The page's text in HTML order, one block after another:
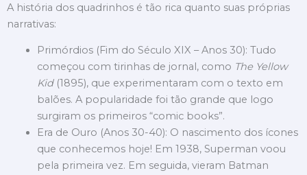
A história dos quadrinhos é tão rica quanto suas próprias
narrativas:
Primórdios (Fim do Século XIX – Anos 30): Tudo
começou com tirinhas de jornal, como The Yellow
Kid(1895), que experimentaram com o texto em
balões. A popularidade foi tão grande que logo
surgiram os primeiros “comic books”.
Era de Ouro (Anos 30-40): O nascimento dos ícones
que conhecemos hoje! Em 1938, Superman voou
pela primeira vez. Em seguida, vieram Batman